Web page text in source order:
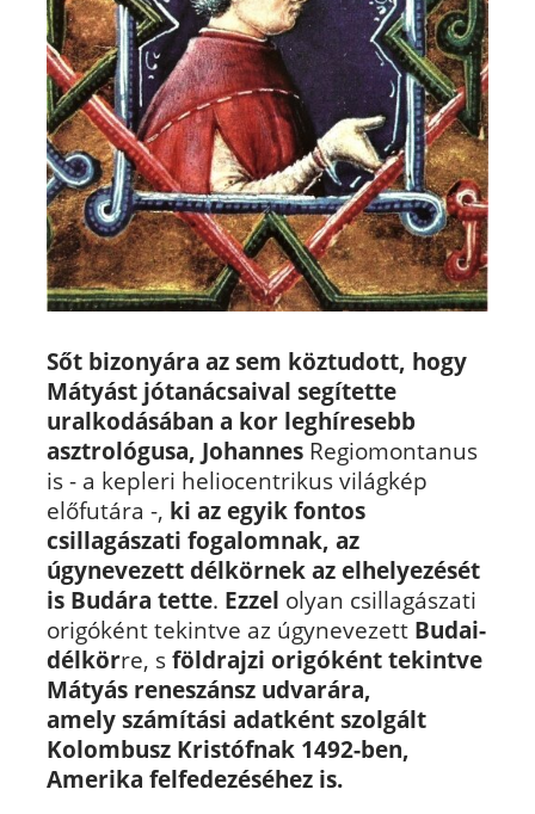
Sőt bizonyára az sem köztudott, hogy
Mátyást jótanácsaival segítette
uralkodásában a kor leghíresebb
asztrológusa, Johannes Regiomontanus
is - a kepleri heliocentrikus világkép
előfutára -, ki az egyik fontos
csillagászati fogalomnak, az
úgynevezett délkörnek az elhelyezését
is Budára tette. Ezzel olyan csillagászati
origóként tekintve az úgynevezett Budai-
délkörre, s földrajzi origóként tekintve
Mátyás reneszánsz udvarára,
amely számítási adatként szolgált
Kolombusz Kristófnak 1492-ben,
Amerika felfedezéséhez is.